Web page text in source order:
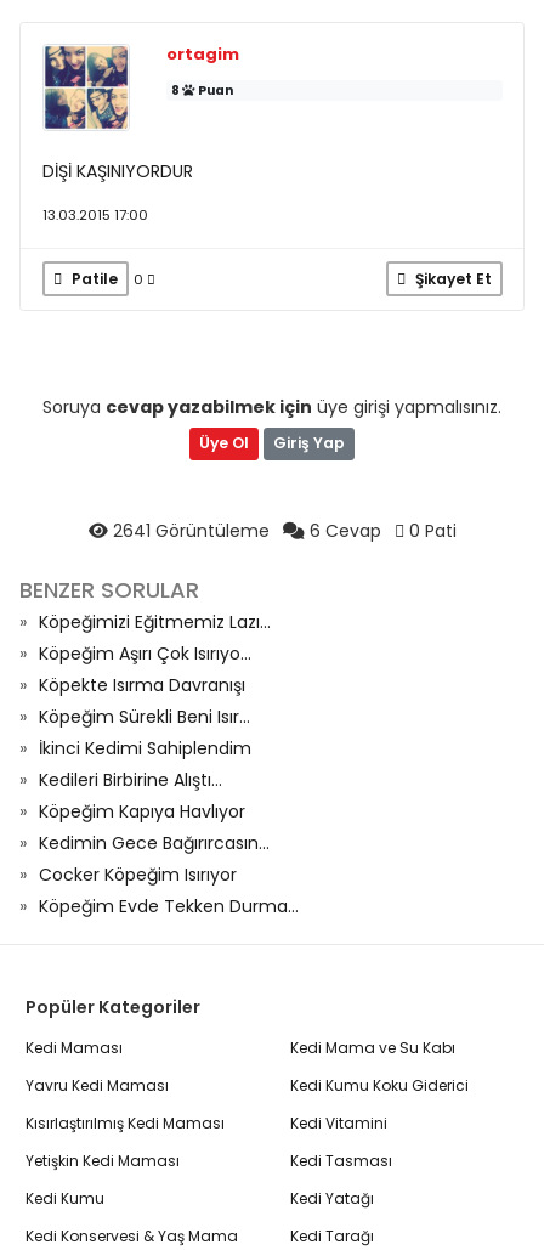
ortagim
8 Puan
DİŞİ KAŞINIYORDUR
13.03.2015 17:00
Patile 0 Şikayet Et
Soruya cevap yazabilmek için üye girişi yapmalısınız.
Üye Ol Giriş Yap
2641 Görüntüleme 6 Cevap 0 Pati
BENZER SORULAR
Köpeğimizi Eğitmemiz Lazı...
Köpeğim Aşırı Çok Isırıyo...
Köpekte Isırma Davranışı
Köpeğim Sürekli Beni Isır...
İkinci Kedimi Sahiplendim
Kedileri Birbirine Alıştı...
Köpeğim Kapıya Havlıyor
Kedimin Gece Bağırırcasın...
Cocker Köpeğim Isırıyor
Köpeğim Evde Tekken Durma...
Popüler Kategoriler
Kedi Maması
Yavru Kedi Maması
Kısırlaştırılmış Kedi Maması
Yetişkin Kedi Maması
Kedi Kumu
Kedi Konservesi & Yaş Mama
Kedi Mama ve Su Kabı
Kedi Kumu Koku Giderici
Kedi Vitamini
Kedi Tasması
Kedi Yatağı
Kedi Tarağı